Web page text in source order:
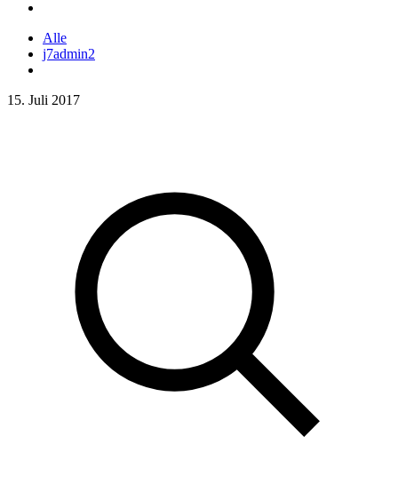
Alle
j7admin2
15. Juli 2017